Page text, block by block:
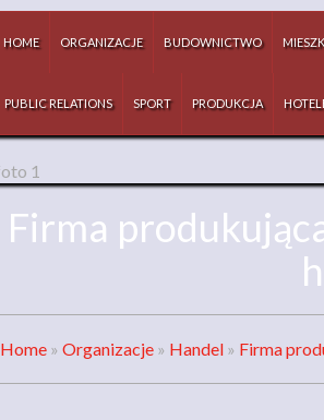
HOME ORGANIZACJE BUDOWNICTWO
PUBLIC RELATIONS SPORT PRODUKCJA
Firma
Home » Organizacje » Handel » Firma